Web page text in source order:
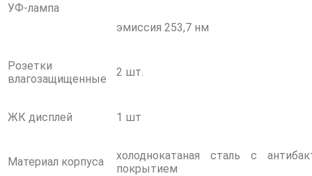
УФ-лампа
эмиссия 253,7 нм
Розетки
влагозащищенные
2 шт.
ЖК дисплей 1 шт
Материал корпуса
холоднокатаная сталь с
покрытием